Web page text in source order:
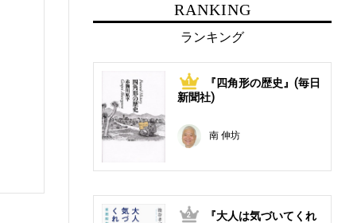
RANKING
ランキング
1
『四角形の歴史』(毎日
新聞社)
南 伸坊
2
『大人は気づいてくれ